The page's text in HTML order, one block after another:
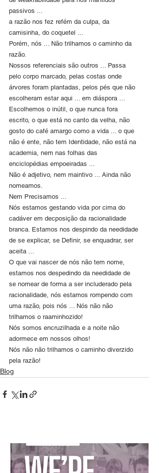
passivos ...
a razão nos fez refém da culpa, da
camisinha, do coquetel ...
Porém, nós ... Não trilhamos o caminho da
razão.
Nossos referenciais são outros ... Passa
pelo corpo marcado, pelas costas onde
árvores foram plantadas, pelos pés que não
escolheram estar aqui ... em diáspora ...
Escolhemos o inútil, o que nunca fora
escrito, o que está no canto da velha, não
gosto do café amargo como a vida ... o que
não é ente, não tem Identidade, não está na
academia, nem nas folhas das
enciclopédias empoeiradas ...
Não é adjetivo, nem maintivo ... Ainda não
nomeamos.
Nem Precisamos ...
Nós estamos gestando vida por cima do
cadáver em decposição da racionalidade
branca. Estamos nos despindo da needidade
de se explicar, se Definir, se enquadrar, ser
aceita ...
O que vai nascer de nós não tem nome,
estamos nos despedindo da needidade de
se nomear de forma a ser includerado pela
racionalidade, nós estamos rompendo com
uma razão, pois nós ... Nós não não
trilhamos o raaminhozido!
Nós somos encruzilhada e a noite não
adormece em nossos olhos!
Nós não não trilhamos o caminho diverzido
pela razão!
Blog